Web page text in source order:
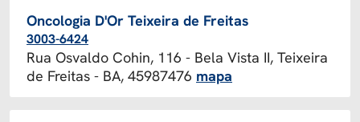
Oncologia D'Or Teixeira de Freitas
3003-6424
Rua Osvaldo Cohin, 116 - Bela Vista II, Teixeira
de Freitas - BA, 45987476 mapa